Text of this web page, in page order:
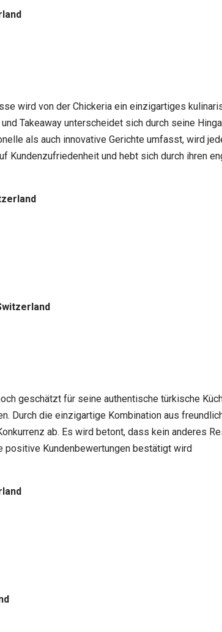
wird von der Chickeria ein einzigartiges
Takeaway unterscheidet sich durch seine
als auch innovative Gerichte umfasst, wird
Kundenzufriedenheit und hebt sich durch ihren
geschätzt für seine authentische türkische
Durch die einzigartige Kombination aus
ab. Es wird betont, dass kein anderes
positive Kundenbewertungen bestätigt wird